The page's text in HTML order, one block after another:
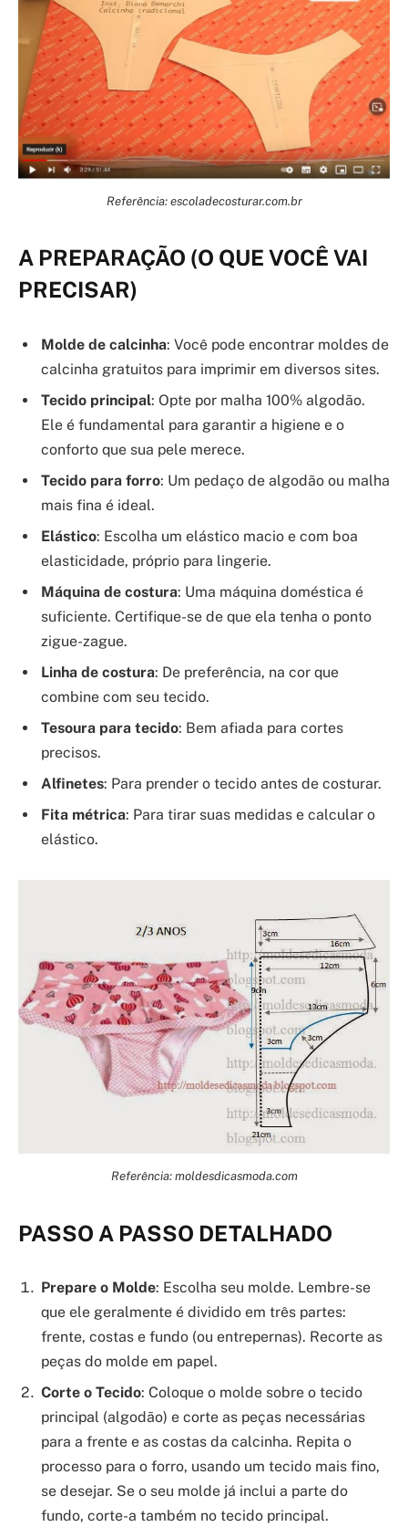
Referência: escoladecosturar.com.br
A PREPARAÇÃO (O QUE VOCÊ VAI
PRECISAR)
Molde de calcinha: Você pode encontrar moldes de
calcinha gratuitos para imprimir em diversos sites.
Tecido principal: Opte por malha 100% algodão.
Ele é fundamental para garantir a higiene e o
conforto que sua pele merece.
Tecido para forro: Um pedaço de algodão ou malha
mais fina é ideal.
Elástico: Escolha um elástico macio e com boa
elasticidade, próprio para lingerie.
Máquina de costura: Uma máquina doméstica é
suficiente. Certifique-se de que ela tenha o ponto
zigue-zague.
Linha de costura: De preferência, na cor que
combine com seu tecido.
Tesoura para tecido: Bem afiada para cortes
precisos.
Alfinetes: Para prender o tecido antes de costurar.
Fita métrica: Para tirar suas medidas e calcular o
elástico.
Referência: moldesdicasmoda.com
PASSO A PASSO DETALHADO
Prepare o Molde: Escolha seu molde. Lembre-se
que ele geralmente é dividido em três partes:
frente, costas e fundo (ou entrepernas). Recorte as
peças do molde em papel.
Corte o Tecido: Coloque o molde sobre o tecido
principal (algodão) e corte as peças necessárias
para a frente e as costas da calcinha. Repita o
processo para o forro, usando um tecido mais fino,
se desejar. Se o seu molde já inclui a parte do
fundo, corte-a também no tecido principal.